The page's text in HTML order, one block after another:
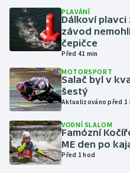
Krasobruslení
Lezení
Lyže a snowboard
Moderní pětiboj
Motorsport
Olympijské hry
PLAVÁNÍ
Dálkoví plavci
závod
čepičce
Před 41 min
MOTORSPORT
Salač byl v
šestý
Aktualizováno před 1
VODNÍ SLALOM
Famózní
ME den po
Před 1 hod